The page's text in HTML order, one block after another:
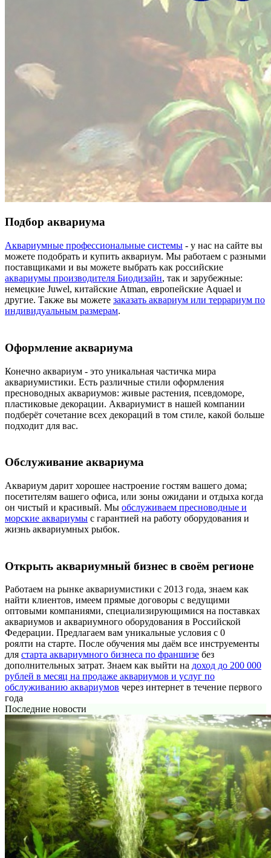
Подбор аквариума
Аквариумные профессиональные системы - у нас на сайте вы
можете подобрать и купить аквариум. Мы работаем с разными
поставщиками и вы можете выбрать как российские
аквариумы производителя Биодизайн, так и зарубежные:
немецкие Juwel, китайские Atman, европейские Aquael и
другие. Также вы можете заказать аквариум или террариум по
индивидуальным размерам.
Оформление аквариума
Конечно аквариум - это уникальная частичка мира
аквариумистики. Есть различные стили оформления
пресноводных аквариумов: живые растения, псевдоморе,
пластиковые декорации. Аквариумист в нашей компании
подберёт сочетание всех декораций в том стиле, какой больше
подходит для вас.
Обслуживание аквариума
Аквариум дарит хорошее настроение гостям вашего дома;
посетителям вашего офиса, или зоны ожидани и отдыха когда
он чистый и красивый. Мы обслуживаем пресноводные и
морские аквариумы с гарантией на работу оборудования и
жизнь аквариумных рыбок.
Открыть аквариумный бизнес в своём регионе
Работаем на рынке аквариумистики с 2013 года, знаем как
найти клиентов, имеем прямые договоры с ведущими
оптовыми компаниями, специализирующимися на поставках
аквариумов и аквариумного оборудования в Российской
Федерации. Предлагаем вам уникальные условия с 0
роялти на старте. После обучения мы даём все инструементы
для старта аквариумного бизнеса по франшизе без
дополнительных затрат. Знаем как выйти на доход до 200 000
рублей в месяц на продаже аквариумов и услуг по
обслуживанию аквариумов через интернет в течение первого
года
Последние новости